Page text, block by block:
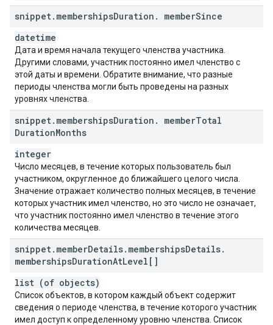
snippet. membershipsDuration . memberSince
datetime
Дата и время начала текущего членства участника.
Другими словами, участник постоянно имел членство с
этой даты и времени. Обратите внимание, что разные
периоды членства могли быть проведены на разных
уровнях членства.
snippet. membershipsDuration . memberTotal
DurationMonths
integer
Число месяцев, в течение которых пользователь был
участником, округленное до ближайшего целого числа.
Значение отражает количество полных месяцев, в течение
которых участник имел членство, но это число не означает,
что участник постоянно имел членство в течение этого
количества месяцев.
snippet. memberDetails. membershipsDetails.
membershipsDurationAtLevel[]
list (of objects)
Список объектов, в котором каждый объект содержит
сведения о периоде членства, в течение которого участник
имел доступ к определенному уровню членства. Список